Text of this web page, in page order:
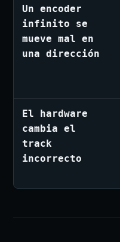
Un encoder
infinito se
mueve mal en
una dirección
El hardware
cambia el
track
incorrecto